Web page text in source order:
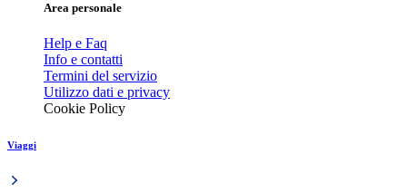
Area personale
Help e Faq
Info e contatti
Termini del servizio
Utilizzo dati e privacy
Cookie Policy
Viaggi